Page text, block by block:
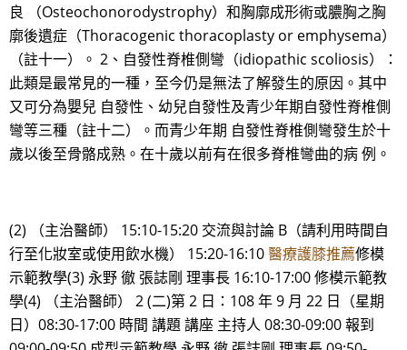
良 （Osteochonorodystrophy）和胸廓成形術或膿胸之胸
廓後遺症（Thoracogenic thoracoplasty or emphysema）
（註十一）。 2、自發性脊椎側彎（idiopathic scoliosis）：
此類是最常見的一種，至今仍是無法了解發生的原因。其中
又可分為嬰兒 自發性、幼兒自發性及青少年期自發性脊椎側
彎等三種（註十二）。而青少年期 自發性脊椎側彎發生於十
歲以後至骨骼成熟。在十歲以前有在很多脊椎彎曲的病 例。
(2) （主治醫師） 15:10-15:20 交流與討論 B（請利用時間自
行至化妝室或使用飲水機） 15:20-16:10醫療護膝推薦修模
示範教學(3) 永野 徹 張誌剛 理事長 16:10-17:00 修模示範教
學(4) （主治醫師） 2 (二)第 2 日：108 年 9 月 22 日（星期
日）08:30-17:00 時間 講題 講座 主持人 08:30-09:00 報到